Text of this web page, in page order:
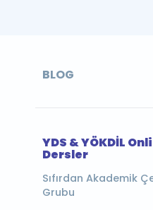
BLOG
YDS & YÖKDİL
Dersler
Sıfırdan Akademik
Grubu